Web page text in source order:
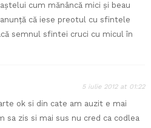
cum mănâncă mici și beau
că iese preotul cu sfintele
semnul sfintei cruci cu micul în
5 iulie 2012 at 01:22
ok si din cate am auzit e mai
sa zis si mai sus nu cred ca codlea